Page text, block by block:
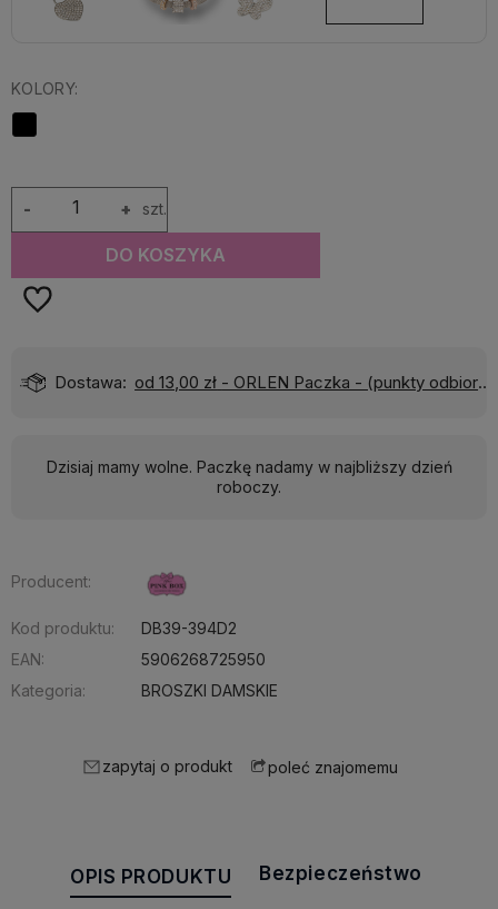
KOLORY:
+
- szt.
DO KOSZYKA
Dostawa: od 13,00 zł - ORLEN Paczka - (punkty odbioru)
Dzisiaj mamy wolne. Paczkę nadamy w najbliższy dzień
roboczy.
Producent:
Kod produktu:
DB39-394D2
EAN:
5906268725950
Kategoria:
BROSZKI DAMSKIE
zapytaj o produkt poleć znajomemu
OPIS PRODUKTU Bezpieczeństwo